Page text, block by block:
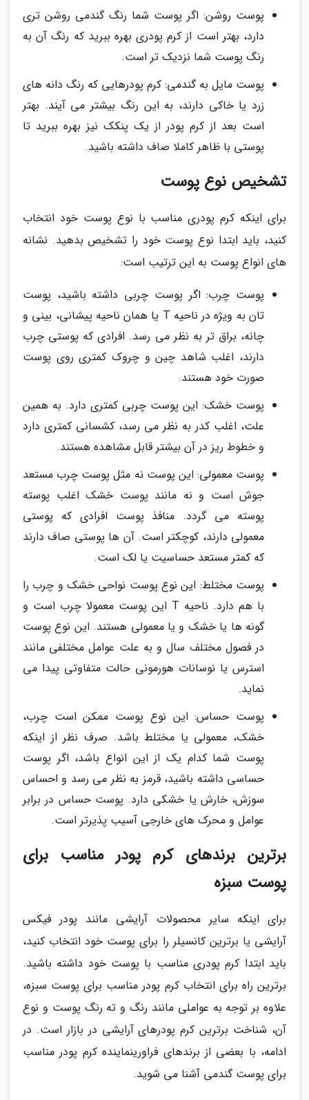
پوست روشن: اگر پوست شما رنگ گندمی روشن تری
دارد، بهتر است از کرم پودری بهره ببرید که رنگ آن به
رنگ پوست شما نزدیک تر است.
پوست مایل به گندمی: کرم پودرهایی که رنگ دانه های
زرد یا خاکی دارند، به این رنگ بیشتر می آیند. بهتر
است بعد از کرم پودر از یک پنکک نیز بهره ببرید تا
پوستی با ظاهر کاملا صاف داشته باشید.
تشخیص نوع پوست
برای اینکه کرم پودری مناسب با نوع پوست خود انتخاب
کنید، باید ابتدا نوع پوست خود را تشخیص بدهید. نشانه
های انواع پوست به این ترتیب است:
پوست چرب: اگر پوست چربی داشته باشید، پوست
تان به ویژه در ناحیه T یا همان ناحیه پیشانی، بینی و
چانه، براق تر به نظر می رسد. افرادی که پوستی چرب
دارند، اغلب شاهد چین و چروک کمتری روی پوست
صورت خود هستند.
پوست خشک: این پوست چربی کمتری دارد. به همین
علت، اغلب کدر به نظر می رسد، کشسانی کمتری دارد
و خطوط ریز در آن بیشتر قابل مشاهده هستند.
پوست معمولی: این پوست نه مثل پوست چرب مستعد
جوش است و نه مانند پوست خشک اغلب پوسته
پوسته می گردد. منافذ پوست افرادی که پوستی
معمولی دارند، کوچکتر است. آن ها پوستی صاف دارند
که کمتر مستعد حساسیت یا لک است.
پوست مختلط: این نوع پوست نواحی خشک و چرب را
با هم دارد. ناحیه T این پوست معمولا چرب است و
گونه ها یا خشک و یا معمولی هستند. این نوع پوست
در فصول مختلف سال و به علت عوامل مختلفی مانند
استرس یا نوسانات هورمونی حالت متفاوتی پیدا می
نماید.
پوست حساس: این نوع پوست ممکن است چرب،
خشک، معمولی یا مختلط باشد. صرف نظر از اینکه
پوست شما کدام یک از این انواع باشد، اگر پوست
حساسی داشته باشید، قرمز به نظر می رسد و احساس
سوزش، خارش یا خشکی دارد. پوست حساس در برابر
عوامل و محرک های خارجی آسیب پذیرتر است.
برترین برندهای کرم پودر مناسب برای
پوست سبزه
برای اینکه سایر محصولات آرایشی مانند پودر فیکس
آرایشی یا برترین کانسیلر را برای پوست خود انتخاب کنید،
باید ابتدا کرم پودری مناسب با پوست خود داشته باشید.
برترین راه برای انتخاب کرم پودر مناسب برای پوست سبزه،
علاوه بر توجه به عواملی مانند رنگ و ته رنگ پوست و نوع
آن، شناخت برترین کرم پودرهای آرایشی در بازار است. در
ادامه، با بعضی از برندهای فراورینماینده کرم پودر مناسب
برای پوست گندمی آشنا می شوید.